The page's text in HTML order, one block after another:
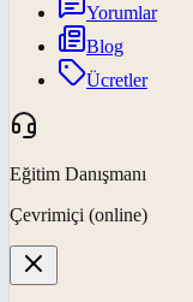
Yorumlar
Blog
Ücretler
Eğitim Danışmanı
Çevrimiçi (online)